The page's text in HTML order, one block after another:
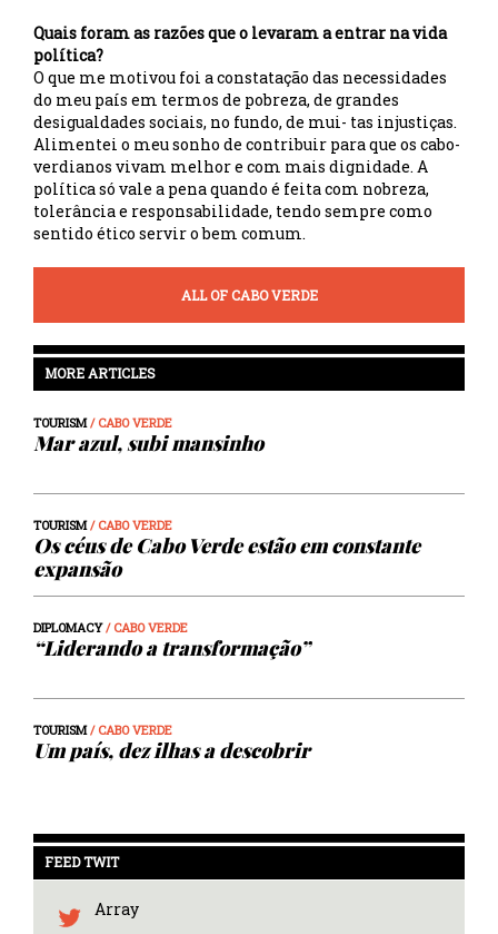
Quais foram as razões que o levaram a entrar na vida
política?
O que me motivou foi a constatação das necessidades
do meu país em termos de pobreza, de grandes
desigualdades sociais, no fundo, de mui- tas injustiças.
Alimentei o meu sonho de contribuir para que os cabo-
verdianos vivam melhor e com mais dignidade. A
política só vale a pena quando é feita com nobreza,
tolerância e responsabilidade, tendo sempre como
sentido ético servir o bem comum.
ALL OF CABO VERDE
MORE ARTICLES
TOURISM/ CABO VERDE
Mar azul, subi mansinho
TOURISM/ CABO VERDE
Os céus de Cabo Verde estão em constante
expansão
DIPLOMACY/ CABO VERDE
“Liderando a transformação”
TOURISM/ CABO VERDE
Um país, dez ilhas a descobrir
FEED TWIT
Array